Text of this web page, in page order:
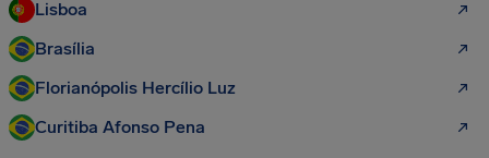
Lisboa
Brasília
Florianópolis Hercílio Luz
Curitiba Afonso Pena